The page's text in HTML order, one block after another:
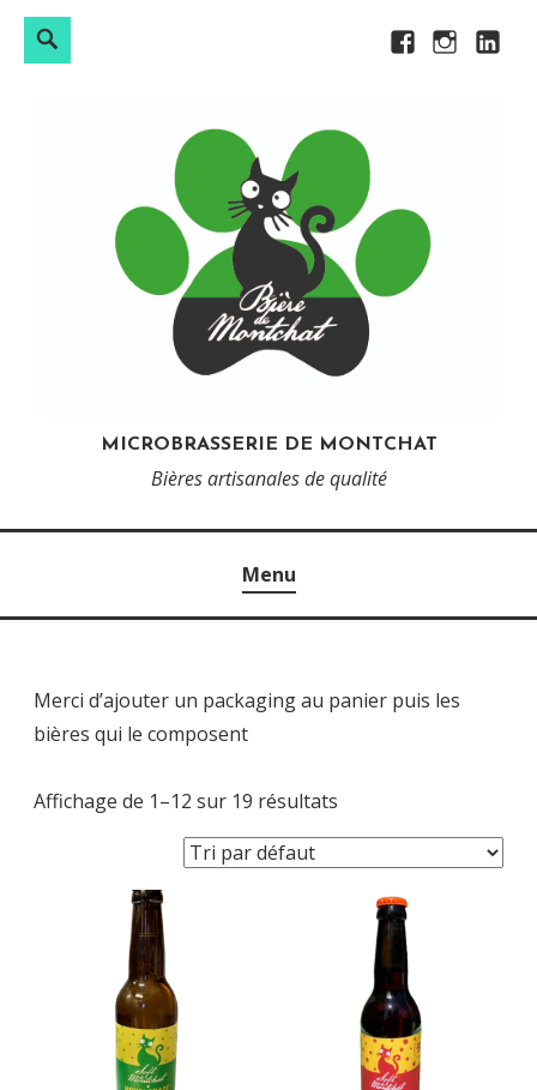
FacebookInstagram
Search
MICROBRASSERIE DE MONTCHAT
Bières artisanales de qualité
Menu
Merci d’ajouter un packaging au panier puis les
bières qui le composent
Affichage de 1–12 sur 19 résultats